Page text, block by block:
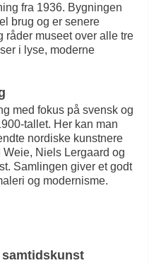
fra 1936. Bygningen
brug og er senere
råder museet over alle tre
i lyse, moderne
med fokus på svensk og
tallet. Her kan man
nordiske kunstnere
Niels Lergaard og
Samlingen giver et godt
og modernisme.